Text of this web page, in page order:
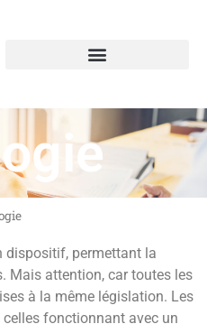
dispositif, permettant la
Mais attention, car toutes les
à la même législation. Les
fonctionnant avec un